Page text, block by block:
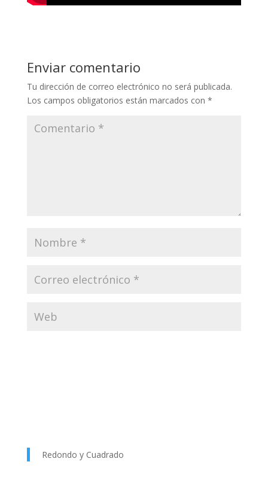
Enviar comentario
Tu dirección de correo electrónico no será publicada.
Los campos obligatorios están marcados con *
Redondo y Cuadrado